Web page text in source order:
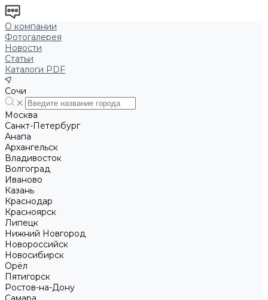
О компании
Фотогалерея
Новости
Статьи
Каталоги PDF
Сочи
Москва
Санкт-Петербург
Анапа
Архангельск
Владивосток
Волгоград
Иваново
Казань
Краснодар
Красноярск
Липецк
Нижний Новгород
Новороссийск
Новосибирск
Орёл
Пятигорск
Ростов-на-Дону